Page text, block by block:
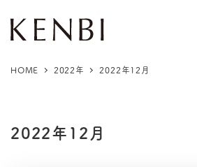
HOME 2022年 2022年12月
2022年12月